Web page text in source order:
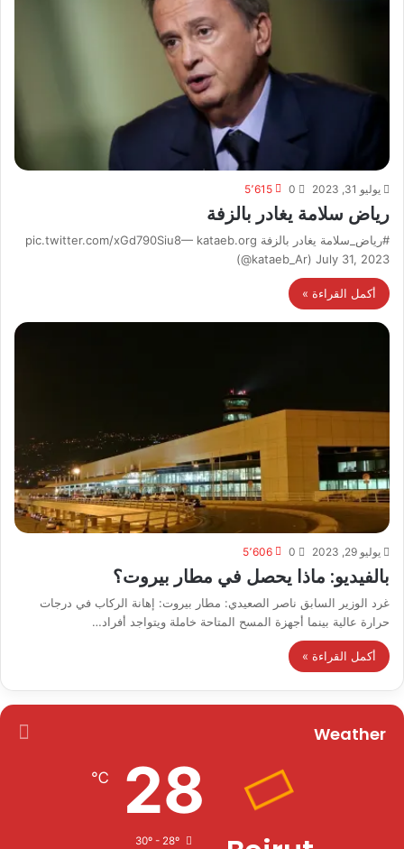
يوليو 31, 2023 0 5٬615
رياض سلامة يغادر بالزفة
#رياض_سلامة يغادر بالزفة pic.twitter.com/xGd790Siu8— kataeb.org
(@kataeb_Ar) July 31, 2023
أكمل القراءة »
يوليو 29, 2023 0 5٬606
بالفيديو: ماذا يحصل في مطار بيروت؟
غرد الوزير السابق ناصر الصعيدي: مطار بيروت: إهانة الركاب في درجات
حرارة عالية بينما أجهزة المسح المتاحة خاملة ويتواجد أفراد…
أكمل القراءة »
Weather
28
℃
30º - 28º